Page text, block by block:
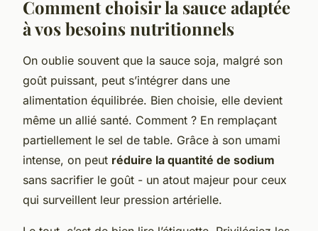
Comment choisir la sauce adaptée
à vos besoins nutritionnels
On oublie souvent que la sauce soja, malgré son
goût puissant, peut s’intégrer dans une
alimentation équilibrée. Bien choisie, elle devient
même un allié santé. Comment ? En remplaçant
partiellement le sel de table. Grâce à son umami
intense, on peut réduire la quantité de sodium
sans sacrifier le goût - un atout majeur pour ceux
qui surveillent leur pression artérielle.